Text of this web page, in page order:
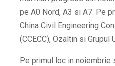
pe A0 Nord, A3 si A7. Pe
China Civil Engineering
(CCECC), Ozaltin si Grupul
Pe primul loc in noiembrie